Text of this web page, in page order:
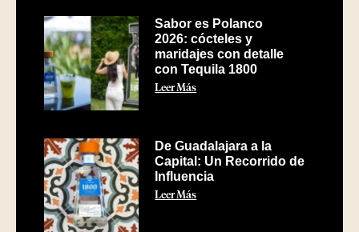
Sabor es Polanco
2026: cócteles y
maridajes con detalle
con Tequila 1800
Leer Más
De Guadalajara a la
Capital: Un Recorrido de
Influencia
Leer Más